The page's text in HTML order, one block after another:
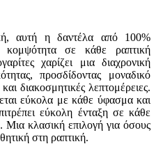
αυτή η δαντέλα από 100%
κομψότητα σε κάθε ραπτική
χαρίζει μια διαχρονική
προσδίδοντας μοναδικό
διακοσμητικές λεπτομέρειες.
εύκολα με κάθε ύφασμα και
εύκολη ένταξη σε κάθε
Μια κλασική επιλογή για όσους
στη ραπτική.